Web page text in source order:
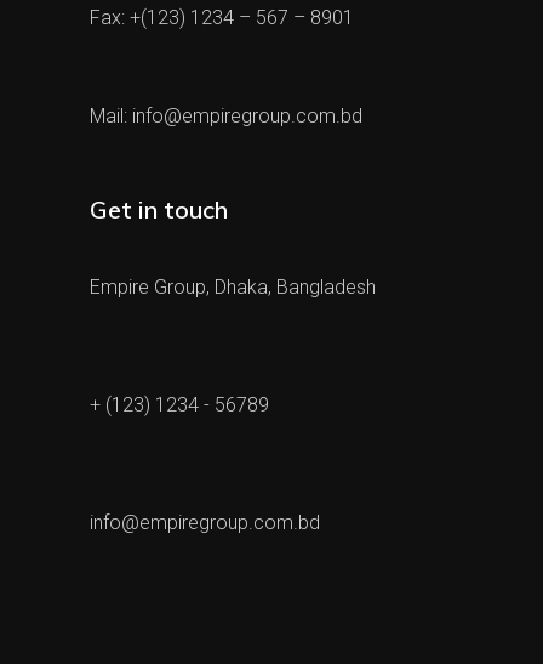
Fax: +(123) 1234 – 567 – 8901
Mail: info@empiregroup.com.bd
Get in touch
Empire Group, Dhaka, Bangladesh
+ (123) 1234 - 56789
info@empiregroup.com.bd